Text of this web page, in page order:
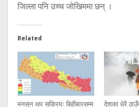
जिल्ला पनि उच्च जोखिममा छन् ।
Related
मनसुन थप सक्रियः बिहीबारसम्म
देशका धेरै